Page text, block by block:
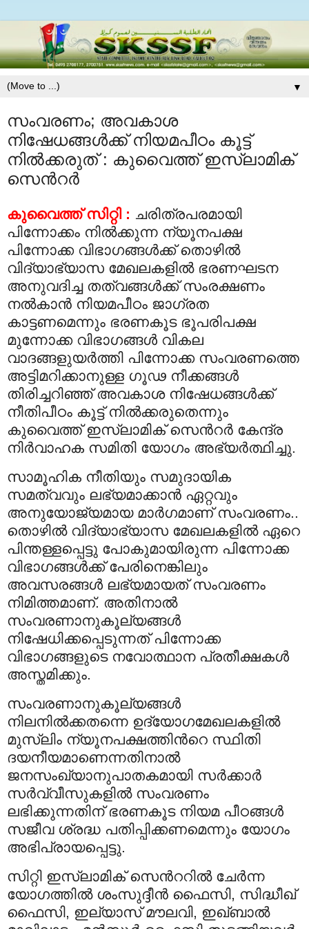
▼
സംവരണം; അവകാശ
നിഷേധങ്ങള്‍ക്ക് നിയമപീഠം കൂട്ട്
നില്‍ക്കരുത് : കുവൈത്ത് ഇസ്‍ലാമിക്
സെന്‍റര്‍
കുവൈത്ത് സിറ്റി : ചരിത്രപരമായി
പിന്നോക്കം നില്‍ക്കുന്ന ന്യൂനപക്ഷ
പിന്നോക്ക വിഭാഗങ്ങള്‍ക്ക് തൊഴില്‍
വിദ്യാഭ്യാസ മേഖലകളില്‍ ഭരണഘടന
അനുവദിച്ച തത്വങ്ങള്‍ക്ക് സംരക്ഷണം
നല്‍കാന്‍ നിയമപീഠം ജാഗ്രത
കാട്ടണമെന്നും ഭരണകൂട ഭൂപരിപക്ഷ
മുന്നോക്ക വിഭാഗങ്ങള്‍ വികല
വാദങ്ങളുയര്‍ത്തി പിന്നോക്ക സംവരണത്തെ
അട്ടിമറിക്കാനുള്ള ഗൂഢ നീക്കങ്ങള്‍
തിരിച്ചറിഞ്ഞ് അവകാശ നിഷേധങ്ങള്‍ക്ക്
നീതിപീഠം കൂട്ട് നില്‍ക്കരുതെന്നും
കുവൈത്ത് ഇസ്‍ലാമിക് സെന്‍റര്‍ കേന്ദ്ര
നിര്‍വാഹക സമിതി യോഗം അഭ്യര്‍ത്ഥിച്ചു.
സാമൂഹിക നീതിയും സമുദായിക
സമത്വവും ലഭ്യമാക്കാന്‍ ഏറ്റവും
അനുയോജ്യമായ മാര്‍ഗമാണ് സംവരണം..
തൊഴില്‍ വിദ്യാഭ്യാസ മേഖലകളില്‍ ഏറെ
പിന്തള്ളപ്പെട്ടു പോകുമായിരുന്ന പിന്നോക്ക
വിഭാഗങ്ങള്‍ക്ക് പേരിനെങ്കിലും
അവസരങ്ങള്‍ ലഭ്യമായത് സംവരണം
നിമിത്തമാണ്. അതിനാല്‍
സംവരണാനുകൂല്യങ്ങള്‍
നിഷേധിക്കപ്പെടുന്നത് പിന്നോക്ക
വിഭാഗങ്ങളുടെ നവോത്ഥാന പ്രതീക്ഷകള്‍
അസ്തമിക്കും.
സംവരണാനുകൂല്യങ്ങള്‍
നിലനില്‍ക്കതന്നെ ഉദ്യോഗമേഖലകളില്‍
മുസ്‍ലിം ന്യൂനപക്ഷത്തിന്‍റെ സ്ഥിതി
ദയനീയമാണെന്നതിനാല്‍
ജനസംഖ്യാനുപാതകമായി സര്‍ക്കാര്‍
സര്‍വ്വീസുകളില്‍ സംവരണം
ലഭിക്കുന്നതിന് ഭരണകൂട നിയമ പീഠങ്ങള്‍
സജീവ ശ്രദ്ധ പതിപ്പിക്കണമെന്നും യോഗം
അഭിപ്രായപ്പെട്ടു.
സിറ്റി ഇസ്‍ലാമിക് സെന്‍ററില്‍ ചേര്‍ന്ന
യോഗത്തില്‍ ശംസുദ്ദീന്‍ ഫൈസി, സിദ്ധീഖ്
ഫൈസി, ഇല്യാസ് മൗലവി, ഇഖ്ബാല്‍